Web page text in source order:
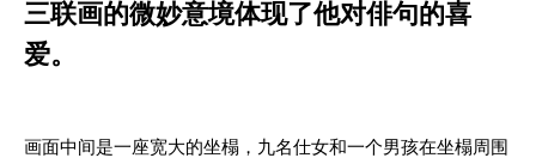
三联画的微妙意境体现了他对俳句的喜
爱。
画面中间是一座宽大的坐榻，九名仕女和一个男孩在坐榻周围